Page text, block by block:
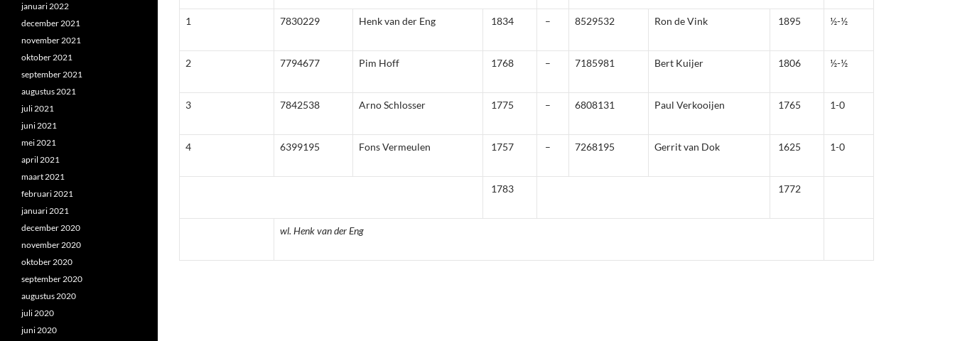
1 7830229 Henk van der Eng 1834 – 8529532 Ron de Vink 1895 ½-½
2 7794677 Pim Hoff 1768 – 7185981 Bert Kuijer 1806 ½-½
3 7842538 Arno Schlosser 1775 – 6808131 Paul Verkooijen 1765 1-0
4 6399195 Fons Vermeulen 1757 – 7268195 Gerrit van Dok 1625 1-0
1783 1772
wl. Henk van der Eng
januari 2022
december 2021
november 2021
oktober 2021
september 2021
augustus 2021
juli 2021
juni 2021
mei 2021
april 2021
maart 2021
februari 2021
januari 2021
december 2020
november 2020
oktober 2020
september 2020
augustus 2020
juli 2020
juni 2020